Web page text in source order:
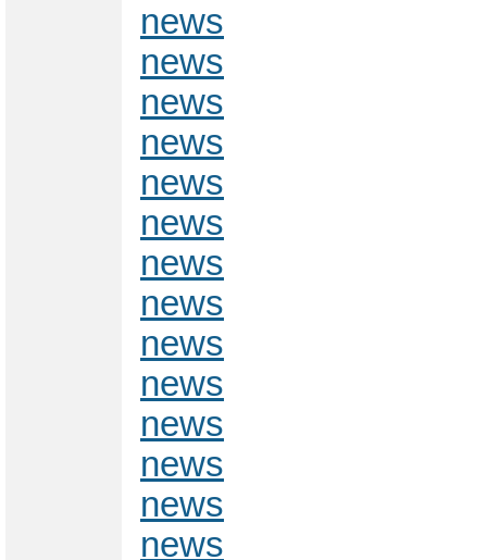
news
news
news
news
news
news
news
news
news
news
news
news
news
news